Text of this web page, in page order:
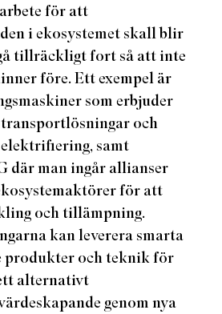
för att
i ekosystemet skall blir
tillräckligt fort så att inte
före. Ett exempel är
som erbjuder
och
samt
där man ingår allianser
för att
och tillämpning.
kan leverera smarta
produkter och teknik för
alternativt
genom nya